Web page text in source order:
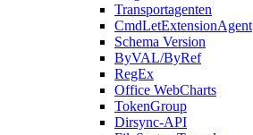
Transportagenten
CmdLetExtensionAgent
Schema Version
ByVAL/ByRef
RegEx
Office WebCharts
TokenGroup
Dirsync-API